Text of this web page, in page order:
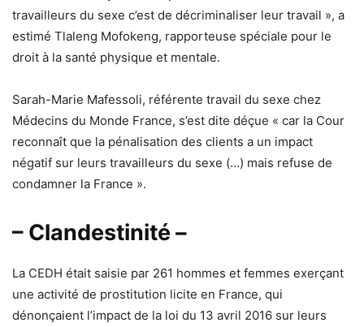
travailleurs du sexe c’est de décriminaliser leur travail », a
estimé Tlaleng Mofokeng, rapporteuse spéciale pour le
droit à la santé physique et mentale.
Sarah-Marie Mafessoli, référente travail du sexe chez
Médecins du Monde France, s’est dite déçue « car la Cour
reconnaît que la pénalisation des clients a un impact
négatif sur leurs travailleurs du sexe (…) mais refuse de
condamner la France ».
– Clandestinité –
La CEDH était saisie par 261 hommes et femmes exerçant
une activité de prostitution licite en France, qui
dénonçaient l’impact de la loi du 13 avril 2016 sur leurs